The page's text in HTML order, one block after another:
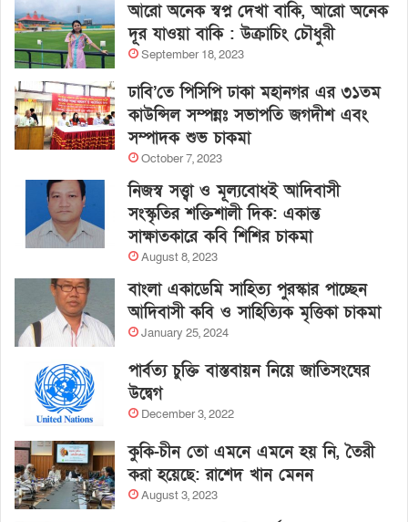
আরো অনেক স্বপ্ন দেখা বাকি, আরো অনেক
দূর যাওয়া বাকি : উক্রাচিং চৌধুরী
September 18, 2023
ঢাবি’তে পিসিপি ঢাকা মহানগর এর ৩১তম
কাউন্সিল সম্পন্নঃ সভাপতি জগদীশ এবং
সম্পাদক শুভ চাকমা
October 7, 2023
নিজস্ব সত্ত্বা ও মূল্যবোধই আদিবাসী
সংস্কৃতির শক্তিশালী দিক: একান্ত
সাক্ষাতকারে কবি শিশির চাকমা
August 8, 2023
বাংলা একাডেমি সাহিত্য পুরস্কার পাচ্ছেন
আদিবাসী কবি ও সাহিত্যিক মৃত্তিকা চাকমা
January 25, 2024
পার্বত্য চুক্তি বাস্তবায়ন নিয়ে জাতিসংঘের
উদ্বেগ
December 3, 2022
কুকি-চীন তো এমনে এমনে হয় নি, তৈরী
করা হয়েছে: রাশেদ খান মেনন
August 3, 2023